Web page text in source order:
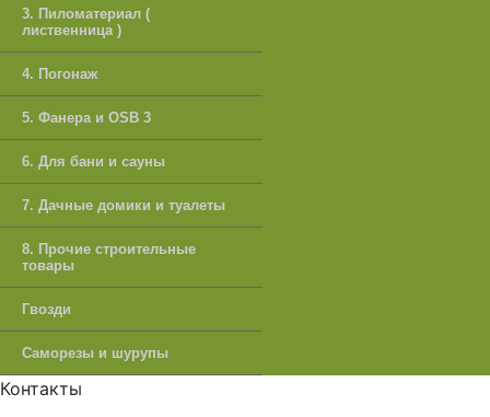
3. Пиломатериал (
лиственница )
4. Погонаж
5. Фанера и OSB 3
6. Для бани и сауны
7. Дачные домики и туалеты
8. Прочие строительные
товары
Гвозди
Саморезы и шурупы
Контакты